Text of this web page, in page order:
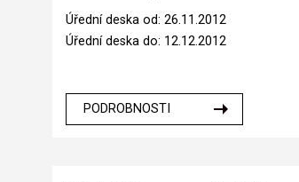
Úřední deska od: 26.11.2012
Úřední deska do: 12.12.2012
PODROBNOSTI